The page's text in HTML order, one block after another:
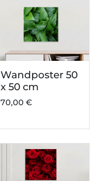
Wandposter 50
x 50 cm
70,00 €